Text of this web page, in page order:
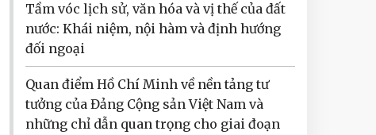
Tầm vóc lịch sử, văn hóa và vị thế của đất
nước: Khái niệm, nội hàm và định hướng
đối ngoại
Quan điểm Hồ Chí Minh về nền tảng tư
tưởng của Đảng Cộng sản Việt Nam và
những chỉ dẫn quan trọng cho giai đoạn